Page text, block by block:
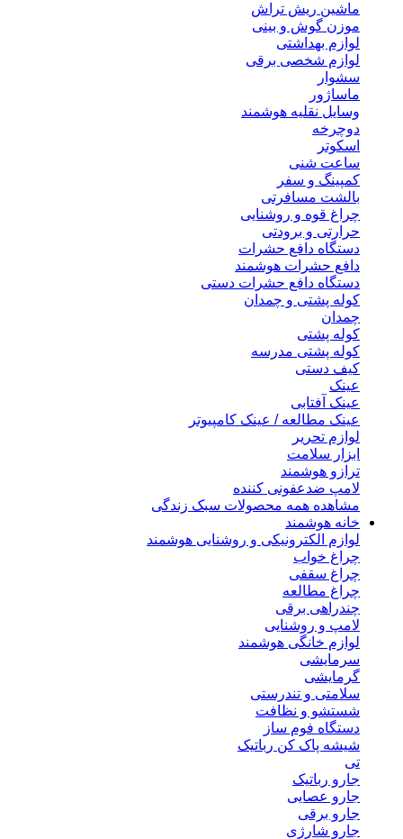
ماشین ریش تراش
موزن گوش و بینی
لوازم بهداشتی
لوازم شخصی برقی
سشوار
ماساژور
وسایل نقلیه هوشمند
دوچرخه
اسکوتر
ساعت شنی
کمپینگ و سفر
بالشت مسافرتی
چراغ قوه و روشنایی
حرارتی و برودتی
دستگاه دافع حشرات
دافع حشرات هوشمند
دستگاه دافع حشرات دستی
کوله پشتی و چمدان
چمدان
کوله پشتی
کوله پشتی مدرسه
کیف دستی
عینک
عینک آفتابی
عینک مطالعه / عینک کامپیوتر
لوازم تحریر
ابزار سلامت
ترازو هوشمند
لامپ ضدعفونی کننده
مشاهده همه محصولات سبک زندگی
خانه هوشمند
لوازم الکترونیکی و روشنایی هوشمند
چراغ خواب
چراغ سقفی
چراغ مطالعه
چندراهی برقی
لامپ و روشنایی
لوازم خانگی هوشمند
سرمایشی
گرمایشی
سلامتی و تندرستی
شستشو و نظافت
دستگاه فوم ساز
شیشه پاک کن رباتیک
تی
جارو رباتیک
جارو عصایی
جارو برقی
جارو شارژی